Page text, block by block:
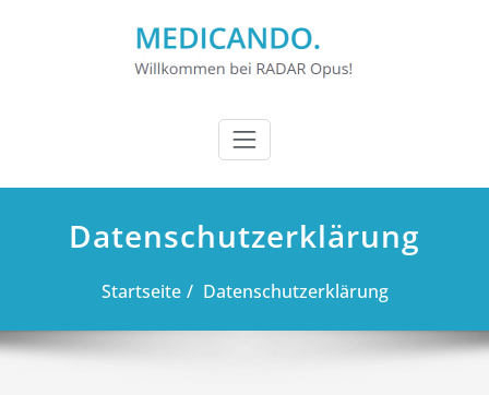
Datenschutzerklärung
Startseite Datenschutzerklärung